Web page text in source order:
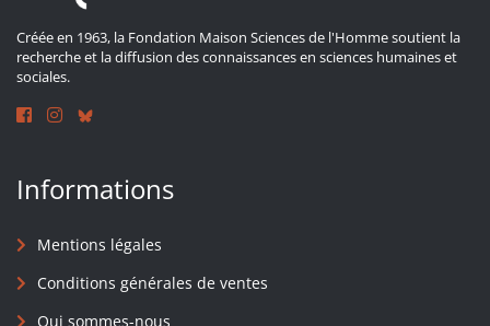
Créée en 1963, la Fondation Maison Sciences de l'Homme soutient la
recherche et la diffusion des connaissances en sciences humaines et
sociales.
Informations
Mentions légales
Conditions générales de ventes
Qui sommes-nous